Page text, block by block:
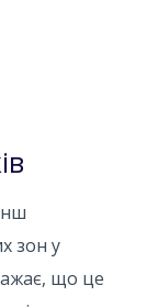
зон у
що це